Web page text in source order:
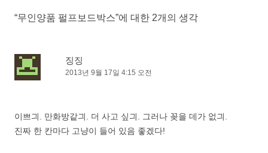
게
션
“무인양품 펄프보드박스”에 대한 2개의 생각
징징
2013년 9월 17일 4:15 오전
이쁘긔. 만화방같긔. 더 사고 싶긔. 그러나 꽂을 데가 없긔.
진짜 한 칸마다 고냥이 들어 있음 좋겠다!